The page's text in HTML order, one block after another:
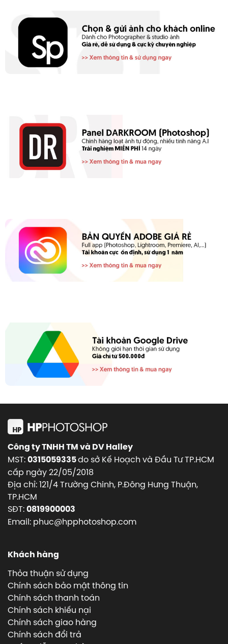
Công ty TNHH TM và DV Halley
MST:0315059335do sở Kế Hoạch và Đầu Tư TP.HCM
cấp ngày 22/05/2018
Địa chỉ: 121/4 Trường Chinh, P.Đông Hưng Thuận,
TP.HCM
SĐT:0819900003
Email: phuc@hpphotoshop.com
Khách hàng
Thỏa thuận sử dụng
Chính sách bảo mật thông tin
Chính sách thanh toán
Chính sách khiếu nại
Chính sách giao hàng
Chính sách đổi trả